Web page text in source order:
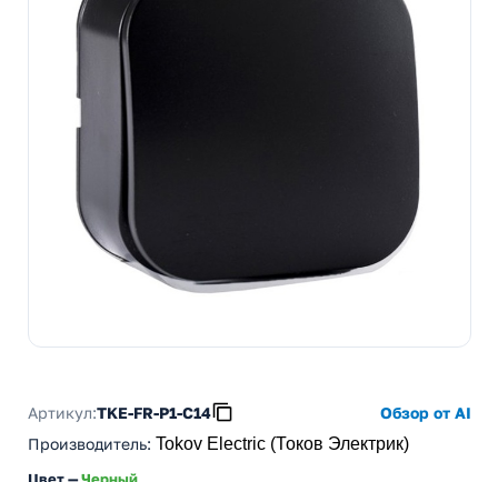
Артикул:TKE-FR-P1-C14
Обзор от AI
Производитель: Tokov Electric (Токов Электрик)